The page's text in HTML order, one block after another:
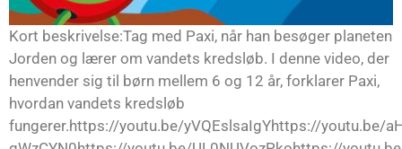
Kort beskrivelse:Tag med Paxi, når han besøger planeten
Jorden og lærer om vandets kredsløb. I denne video, der
henvender sig til børn mellem 6 og 12 år, forklarer Paxi,
hvordan vandets kredsløb
fungerer.https://youtu.be/yVQEslsaIgYhttps://youtu.be/